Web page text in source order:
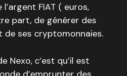
FIAT ( euros,
part, de générer des
ses cryptomonnaies.
Nexo, c’est qu’il est